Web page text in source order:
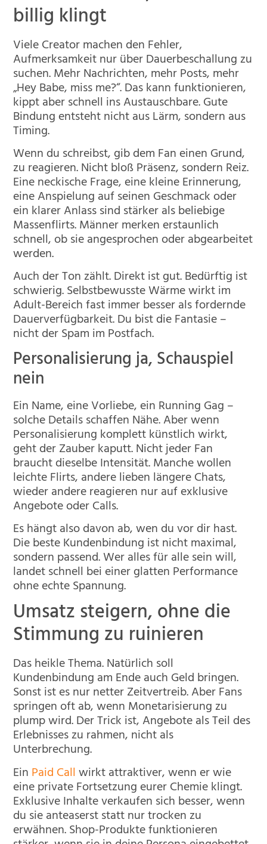
billig klingt
Viele Creator machen den Fehler,
Aufmerksamkeit nur über Dauerbeschallung zu
suchen. Mehr Nachrichten, mehr Posts, mehr
„Hey Babe, miss me?“. Das kann funktionieren,
kippt aber schnell ins Austauschbare. Gute
Bindung entsteht nicht aus Lärm, sondern aus
Timing.
Wenn du schreibst, gib dem Fan einen Grund,
zu reagieren. Nicht bloß Präsenz, sondern Reiz.
Eine neckische Frage, eine kleine Erinnerung,
eine Anspielung auf seinen Geschmack oder
ein klarer Anlass sind stärker als beliebige
Massenflirts. Männer merken erstaunlich
schnell, ob sie angesprochen oder abgearbeitet
werden.
Auch der Ton zählt. Direkt ist gut. Bedürftig ist
schwierig. Selbstbewusste Wärme wirkt im
Adult-Bereich fast immer besser als fordernde
Dauerverfügbarkeit. Du bist die Fantasie –
nicht der Spam im Postfach.
Personalisierung ja, Schauspiel
nein
Ein Name, eine Vorliebe, ein Running Gag –
solche Details schaffen Nähe. Aber wenn
Personalisierung komplett künstlich wirkt,
geht der Zauber kaputt. Nicht jeder Fan
braucht dieselbe Intensität. Manche wollen
leichte Flirts, andere lieben längere Chats,
wieder andere reagieren nur auf exklusive
Angebote oder Calls.
Es hängt also davon ab, wen du vor dir hast.
Die beste Kundenbindung ist nicht maximal,
sondern passend. Wer alles für alle sein will,
landet schnell bei einer glatten Performance
ohne echte Spannung.
Umsatz steigern, ohne die
Stimmung zu ruinieren
Das heikle Thema. Natürlich soll
Kundenbindung am Ende auch Geld bringen.
Sonst ist es nur netter Zeitvertreib. Aber Fans
springen oft ab, wenn Monetarisierung zu
plump wird. Der Trick ist, Angebote als Teil des
Erlebnisses zu rahmen, nicht als
Unterbrechung.
EinPaid Callwirkt attraktiver, wenn er wie
eine private Fortsetzung eurer Chemie klingt.
Exklusive Inhalte verkaufen sich besser, wenn
du sie anteaserst statt nur trocken zu
erwähnen. Shop-Produkte funktionieren